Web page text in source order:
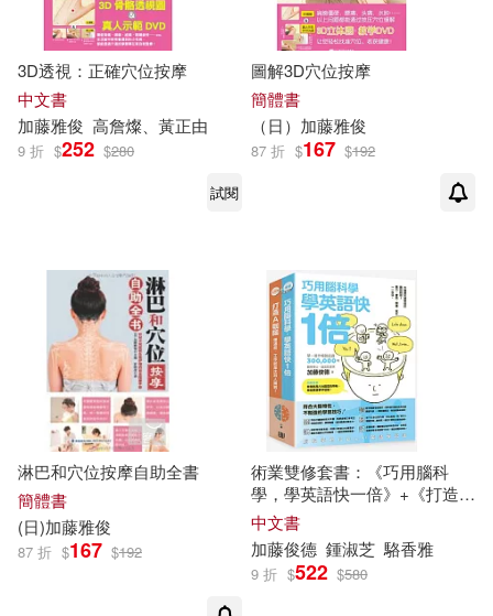
3D透視：正確穴位按摩
中文書
加藤雅俊 高詹燦、黃正由
9 折 $252 $280
試閱
圖解3D穴位按摩
簡體書
（日） 加藤雅俊
87 折 $167 $192
淋巴和穴位按摩自助全書
簡體書
(日)加藤雅俊
87 折 $167 $192
術業雙修套書：《巧用腦科
學，學英語快一倍》+《打造A
咖腦：懂這些，工作就是比別
人獨到!》
中文書
加藤俊德 鍾淑芝 駱香雅
9 折 $522 $580